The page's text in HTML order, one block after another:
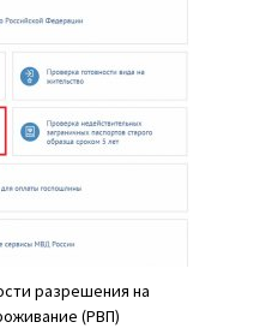
разрешения на
(РВП)